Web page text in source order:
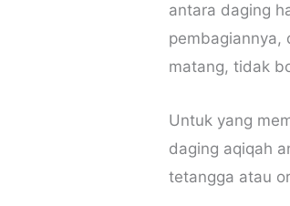
antara daging
pembagiannya,
matang, tidak
Untuk yang
daging aqiqah
tetangga atau